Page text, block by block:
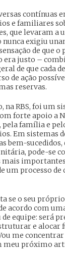
contínuas
e familiares
que levaram a
nunca exigiu
de que o
era justo –
de que cada
de ação
reservas.
na RBS, foi um
forte apoio a
pela família e
Em sistemas
bem-sucedidos,
pode-se
mais
um processo de
se o seu
acordo com
equipe: será
e alocar
me concentrar
meu próximo